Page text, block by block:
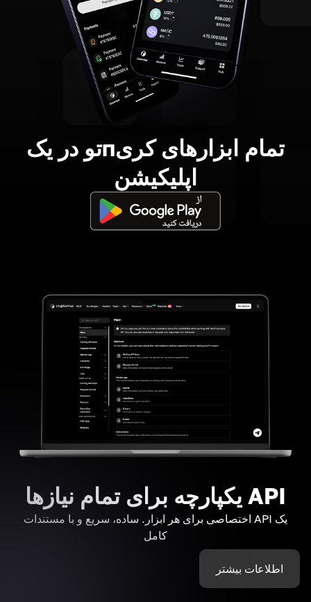
تمام ابزارهای کریпتو در یک
اپلیکیشن
API یکپارچه برای تمام نیازها
یک API اختصاصی برای هر ابزار. ساده، سریع و با مستندات
کامل
اطلاعات بیشتر